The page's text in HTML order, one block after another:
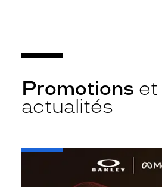
Promotions et
actualités
-